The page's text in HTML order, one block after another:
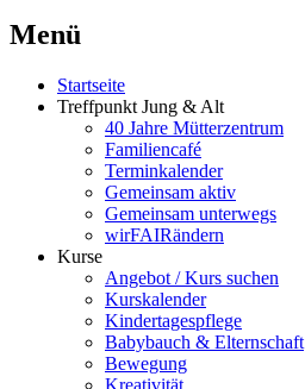
Menü
Startseite
Treffpunkt Jung & Alt
40 Jahre Mütterzentrum
Familiencafé
Terminkalender
Gemeinsam aktiv
Gemeinsam unterwegs
wirFAIRändern
Kurse
Angebot / Kurs suchen
Kurskalender
Kindertagespflege
Babybauch & Elternschaft
Bewegung
Kreativität